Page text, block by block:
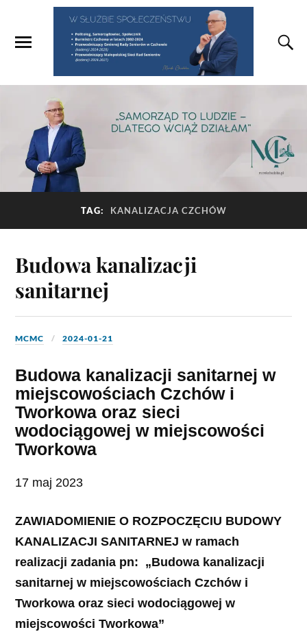
TAG: KANALIZACJA CZCHÓW
Budowa kanalizacji
sanitarnej
MCMC 2024-01-21
Budowa kanalizacji sanitarnej w
miejscowościach Czchów i
Tworkowa oraz sieci
wodociągowej w miejscowości
Tworkowa
17 maj 2023
ZAWIADOMIENIE O ROZPOCZĘCIU BUDOWY
KANALIZACJI SANITARNEJ w ramach
realizacji zadania pn: „Budowa kanalizacji
sanitarnej w miejscowościach Czchów i
Tworkowa oraz sieci wodociągowej w
miejscowości Tworkowa”